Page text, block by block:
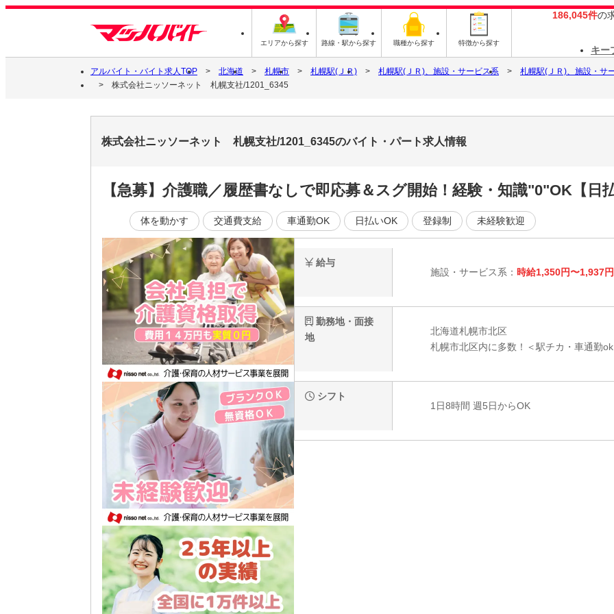
エリアから探す 路線・駅から探す 職種から探す 特徴から探す
186,045件の
キー
アルバイト・バイト求人TOP 北海道 札幌市 札幌駅(ＪＲ) 札幌駅(ＪＲ)、施設・サービス系
札幌駅(ＪＲ)、施設・サ
株式会社ニッソーネット 札幌支社/1201_6345
株式会社ニッソーネット 札幌支社/1201_6345のバイト・パート求人情報
【急募】介護職／履歴書なしで即応募＆スグ開始！経験・知識"0"OK【日
体を動かす 交通費支給 車通勤OK 日払いOK 登録制 未経験歓迎
給与
施設・サービス系： 時給1,350円〜1,937円
勤務地・面接
地
北海道札幌市北区
札幌市北区内に多数！＜駅チカ・車通勤
シフト
1日8時間 週5日からOK